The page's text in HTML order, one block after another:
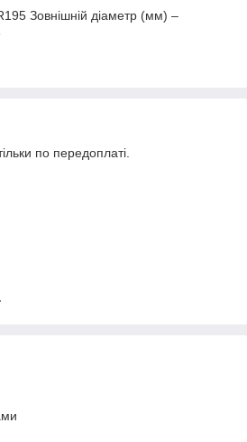
Зовнішній діаметр (мм) –
по передоплаті.